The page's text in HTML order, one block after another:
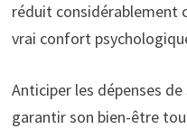
réduit considérablement
vrai confort
Anticiper les dépenses
garantir son bien-être